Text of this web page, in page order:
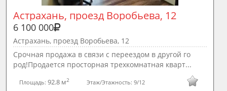
Астрахань, проезд Воробьева, 12
6 100 000
Астрахань, проезд Воробьева, 12
Срочная продажа в связи с переездом в другой го
род!Продается просторная трехкомнатная кварт...
Площадь: 92.8 м2 Этаж/Этажность: 9/12